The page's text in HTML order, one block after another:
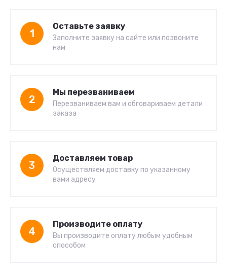
1
Оставьте заявку
Заполните заявку на сайте или позвоните
нам
2
Мы перезваниваем
Перезваниваем вам и обговариваем детали
заказа
3
Доставляем товар
Осуществляем доставку по указанному
вами адресу
4
Производите оплату
Вы производите оплату любым удобным
способом